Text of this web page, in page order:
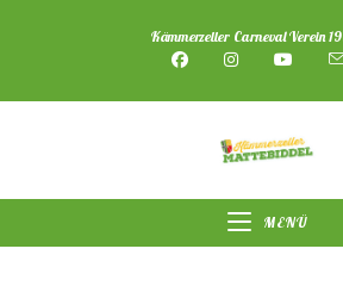
Kämmerzeller Carneval Verein
MENÜ